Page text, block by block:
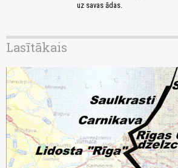
uz savas ādas.
Lasītākais